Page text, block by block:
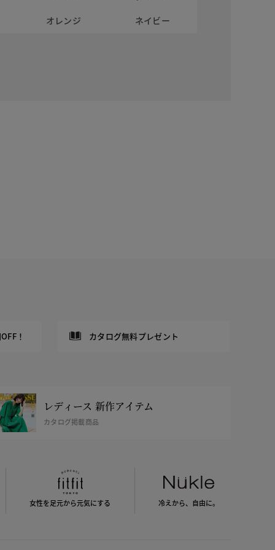
オレンジ
ネイビー
！ カタログ無料プレゼント
レディース 新作アイテム
カタログ掲載商品
女性を足元から元気にする 冷えから、 自由に。